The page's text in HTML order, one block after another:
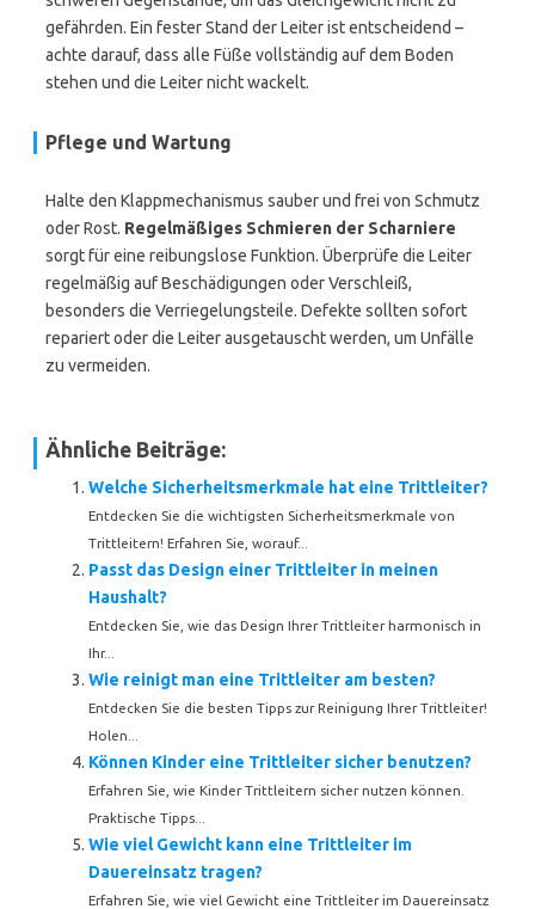
gefährden. Ein fester Stand der Leiter ist entscheidend –
achte darauf, dass alle Füße vollständig auf dem Boden
stehen und die Leiter nicht wackelt.
Pflege und Wartung
Halte den Klappmechanismus sauber und frei von Schmutz
oder Rost. Regelmäßiges Schmieren der Scharniere
sorgt für eine reibungslose Funktion. Überprüfe die Leiter
regelmäßig auf Beschädigungen oder Verschleiß,
besonders die Verriegelungsteile. Defekte sollten sofort
repariert oder die Leiter ausgetauscht werden, um Unfälle
zu vermeiden.
Ähnliche Beiträge:
Welche Sicherheitsmerkmale hat eine Trittleiter?
Entdecken Sie die wichtigsten Sicherheitsmerkmale von
Trittleitern! Erfahren Sie, worauf...
Passt das Design einer Trittleiter in meinen
Haushalt?
Entdecken Sie, wie das Design Ihrer Trittleiter harmonisch in
Ihr...
Wie reinigt man eine Trittleiter am besten?
Entdecken Sie die besten Tipps zur Reinigung Ihrer Trittleiter!
Holen...
Können Kinder eine Trittleiter sicher benutzen?
Erfahren Sie, wie Kinder Trittleitern sicher nutzen können.
Praktische Tipps...
Wie viel Gewicht kann eine Trittleiter im
Dauereinsatz tragen?
Erfahren Sie, wie viel Gewicht eine Trittleiter im Dauereinsatz